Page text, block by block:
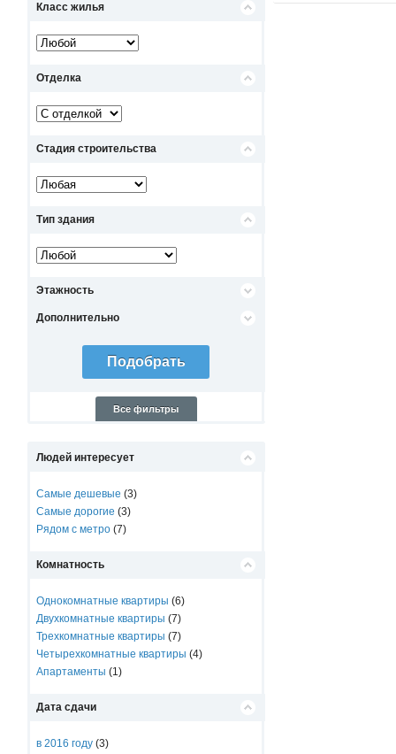
Класс жилья
Отделка
Стадия строительства
Тип здания
Этажность
Дополнительно
Все фильтры
Людей интересует
Самые дешевые (3)
Самые дорогие (3)
Рядом с метро (7)
Комнатность
Однокомнатные квартиры (6)
Двухкомнатные квартиры (7)
Трехкомнатные квартиры (7)
Четырехкомнатные квартиры (4)
Апартаменты (1)
Дата сдачи
в 2016 году (3)